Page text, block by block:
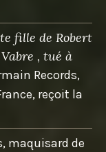
fille de Robert
, tué à
Records,
reçoit la
maquisard de